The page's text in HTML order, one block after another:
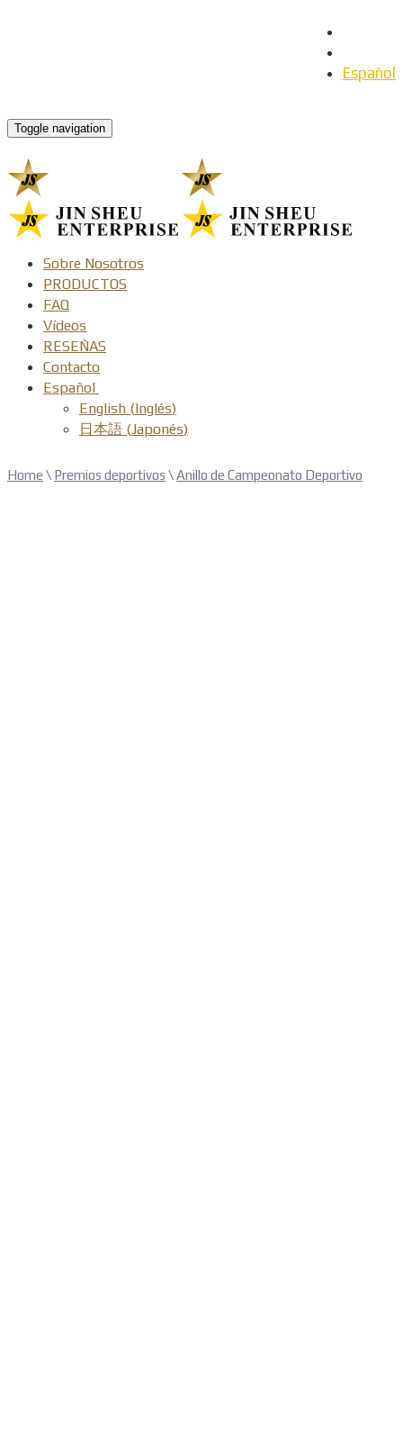
Español
Toggle navigation
Sobre Nosotros
PRODUCTOS
FAQ
Vídeos
RESEÑAS
Contacto
Español
English (Inglés)
日本語 (Japonés)
Home \ Premios deportivos \Anillo de Campeonato Deportivo